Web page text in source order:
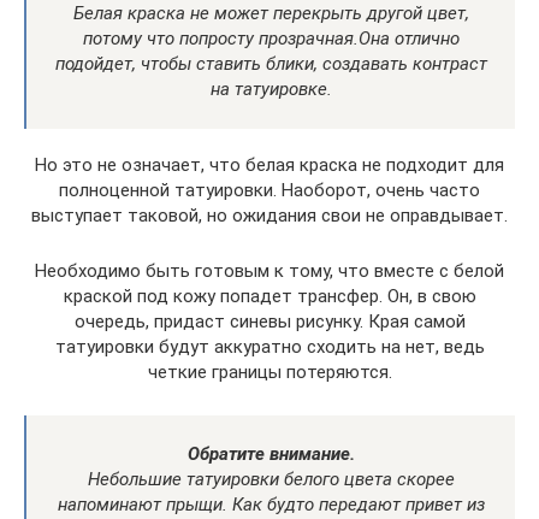
Белая краска не может перекрыть другой цвет,
потому что попросту прозрачная.Она отлично
подойдет, чтобы ставить блики, создавать контраст
на татуировке.
Но это не означает, что белая краска не подходит для
полноценной татуировки. Наоборот, очень часто
выступает таковой, но ожидания свои не оправдывает.
Необходимо быть готовым к тому, что вместе с белой
краской под кожу попадет трансфер. Он, в свою
очередь, придаст синевы рисунку. Края самой
татуировки будут аккуратно сходить на нет, ведь
четкие границы потеряются.
Обратите внимание.
Небольшие татуировки белого цвета скорее
напоминают прыщи. Как будто передают привет из